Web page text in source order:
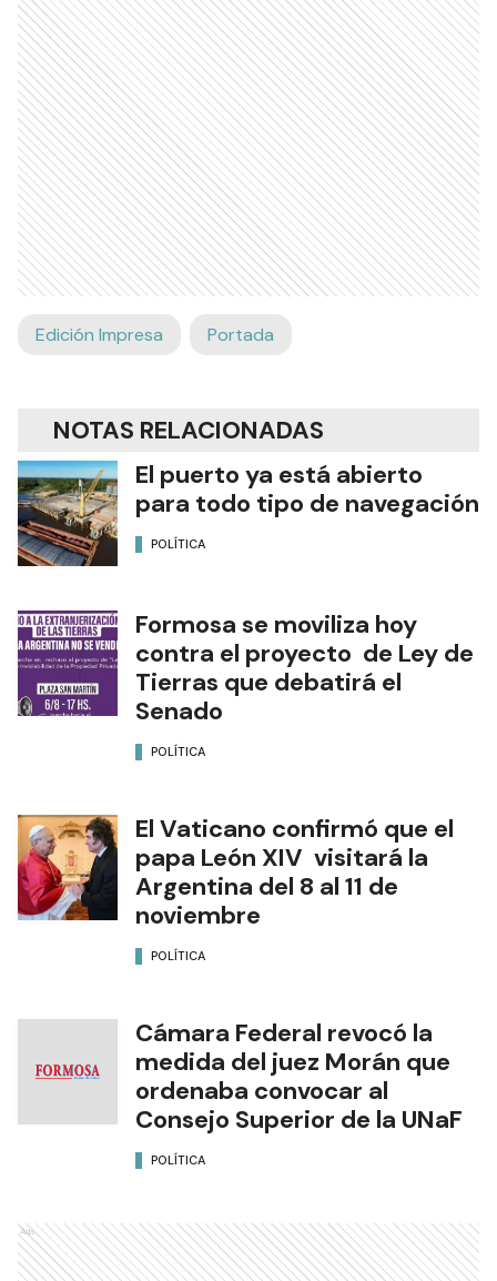
Edición Impresa Portada
NOTAS RELACIONADAS
El puerto ya está abierto
para todo tipo de navegación
POLÍTICA
Formosa se moviliza hoy
contra el proyecto de Ley de
Tierras que debatirá el
Senado
POLÍTICA
El Vaticano confirmó que el
papa León XIV visitará la
Argentina del 8 al 11 de
noviembre
POLÍTICA
Cámara Federal revocó la
medida del juez Morán que
ordenaba convocar al
Consejo Superior de la UNaF
POLÍTICA
Ads